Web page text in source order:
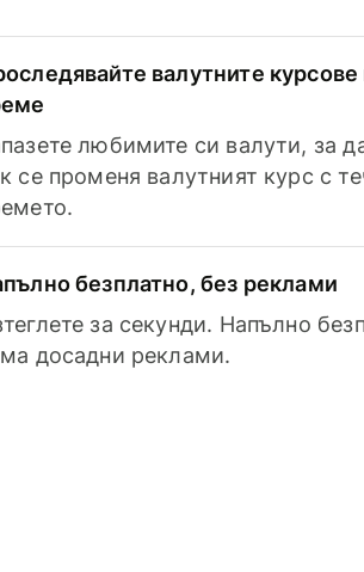
валутните
любимите си валути, за
се променя валутният курс с
безплатно, без реклами
за секунди. Напълно
досадни реклами.